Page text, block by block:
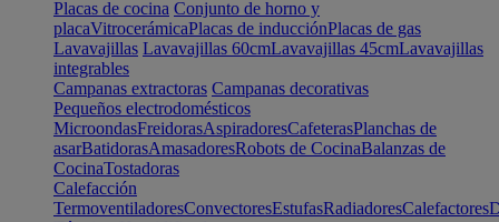
Placas de cocina Conjunto de horno y
placaVitrocerámicaPlacas de inducciónPlacas de gas
Lavavajillas Lavavajillas 60cmLavavajillas 45cmLavavajillas
integrables
Campanas extractoras Campanas decorativas
Pequeños electrodomésticos
MicroondasFreidorasAspiradoresCafeterasPlanchas de
asarBatidorasAmasadoresRobots de CocinaBalanzas de
CocinaTostadoras
Calefacción
TermoventiladoresConvectoresEstufasRadiadoresCalefactores